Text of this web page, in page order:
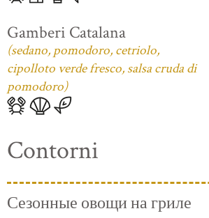
Gamberi Catalana
(sedano, pomodoro, cetriolo,
cipolloto verde fresco, salsa cruda di
pomodoro)
Contorni
Сезонные овощи на гриле